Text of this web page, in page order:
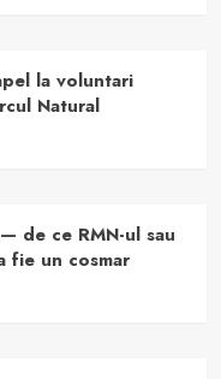
la voluntari
Natural
de ce RMN-ul sau
fie un cosmar